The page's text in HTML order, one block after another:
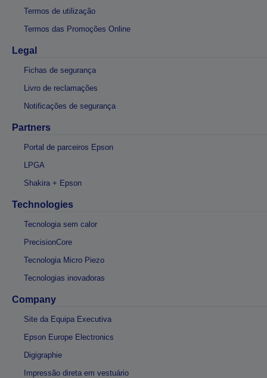
Termos de utilização
Termos das Promoções Online
Legal
Fichas de segurança
Livro de reclamações
Notificações de segurança
Partners
Portal de parceiros Epson
LPGA
Shakira + Epson
Technologies
Tecnologia sem calor
PrecisionCore
Tecnologia Micro Piezo
Tecnologias inovadoras
Company
Site da Equipa Executiva
Epson Europe Electronics
Digigraphie
Impressão direta em vestuário